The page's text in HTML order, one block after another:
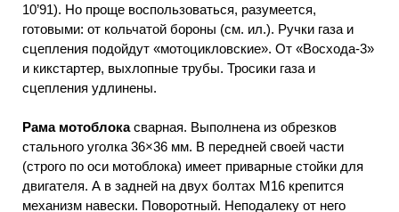
10’91). Но проще воспользоваться, разумеется,
готовыми: от кольчатой бороны (см. ил.). Ручки газа и
сцепления подойдут «мотоцикловские». От «Восхода-3»
и кикстартер, выхлопные трубы. Тросики газа и
сцепления удлинены.
Рама мотоблокасварная. Выполнена из обрезков
стального уголка 36×36 мм. В передней своей части
(строго по оси мотоблока) имеет приварные стойки для
двигателя. А в задней на двух болтах М16 крепится
механизм навески. Поворотный. Неподалеку от него